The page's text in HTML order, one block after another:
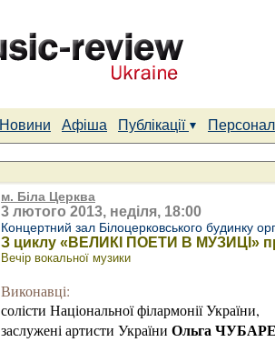
Новини Афіша Публікації
м. Біла Церква
3 лютого 2013, неділя, 18:00
Концертний зал Білоцерковського будинку
З циклу «ВЕЛИКІ ПОЕТИ В МУЗИЦІ»
Вечір вокальної музики
Виконавці:
солісти Національної філармонії України,
заслужені артисти України Ольга